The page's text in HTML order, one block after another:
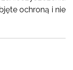
ochroną i nie